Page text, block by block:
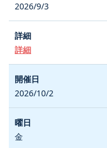
2026/9/3
詳細
2026/10/2
金